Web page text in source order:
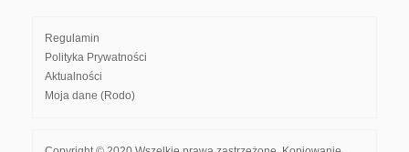
Regulamin
Polityka Prywatności
Aktualności
Moja dane (Rodo)